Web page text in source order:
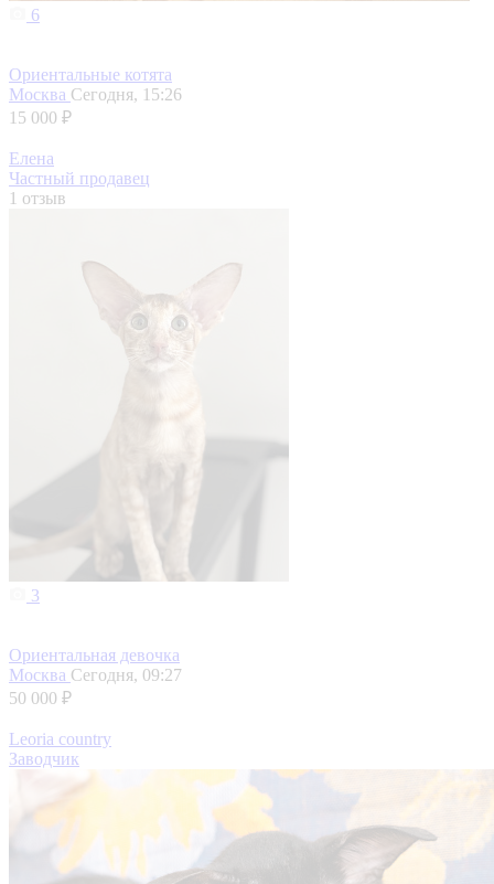
6
Ориентальные котята
Москва Сегодня, 15:26
15 000 ₽
Елена
Частный продавец
1 отзыв
3
Ориентальная девочка
Москва Сегодня, 09:27
50 000 ₽
Leoria country
Заводчик